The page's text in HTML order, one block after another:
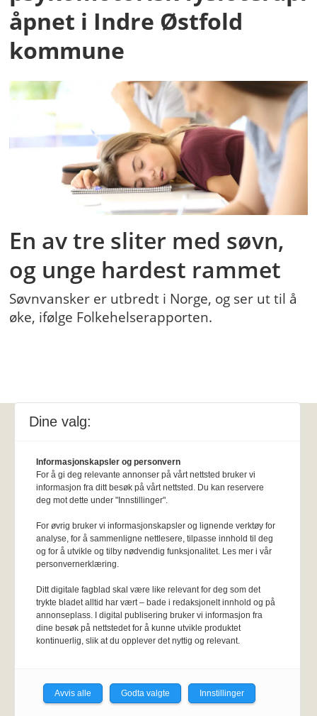
åpnet i Indre Østfold
kommune
En av tre sliter med søvn,
og unge hardest rammet
Søvnvansker er utbredt i Norge, og ser ut til å
øke, ifølge Folkehelserapporten.
Kirkegata 15, Pb. 147 Sentrum, 0102
Oslo. Personvernerklæring KI-
retningslinjer
Epost:
o.no.
Utgiver:Norsk Fysioterapeutforbund
Annonsere:Her er info om annonsepriser
Om oss:Om Fysioterapeuten.no
Meld deg på nyhetsbrev
Dine valg:
Informasjonskapsler og personvern
For å gi deg relevante annonser på vårt nettsted bruker vi
informasjon fra ditt besøk på vårt nettsted. Du kan reservere
deg mot dette under "Innstillinger".
For øvrig bruker vi informasjonskapsler og lignende verktøy for
analyse, for å sammenligne nettlesere, tilpasse innhold til deg
og for å utvikle og tilby nødvendig funksjonalitet. Les mer i vår
personvernerklæring.
Ditt digitale fagblad skal være like relevant for deg som det
trykte bladet alltid har vært – bade i redaksjonelt innhold og på
annonseplass. I digital publisering bruker vi informasjon fra
dine besøk på nettstedet for å kunne utvikle produktet
kontinuerlig, slik at du opplever det nyttig og relevant.
Avvis alle Godta valgte Innstillinger